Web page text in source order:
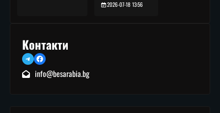
2026-07-18 13:56
Контакти
TelegramFacebook
info@besarabia.bg